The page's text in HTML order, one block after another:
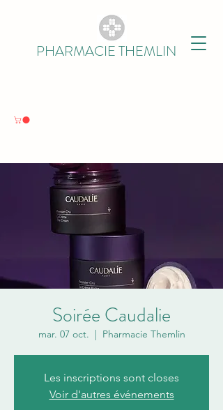
PHARMACIE THEMLIN
Soirée Caudalie
mar. 07 oct.
  |
Pharmacie Themlin
Les inscriptions sont closes
Voir d'autres événements